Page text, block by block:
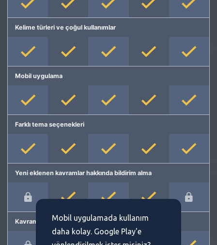
Kelime türleri ve çoğul kullanımlar
Mobil uygulama
Farklı tema seçenekleri
Yeni eklenen kavramlar hakkında bildirim alma
Kavram önermeMobil uygulamada kullanım
daha kolay. Google Play'e